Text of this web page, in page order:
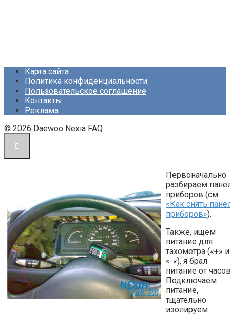
Карта сайта
Политика конфиденциальности
Пользовательское соглашение
Контакты
Реклама
© 2026 Daewoo Nexia FAQ
Первоначально
разбираем
приборов (см.
«Как снять
приборов»).
Также, ищем
питание для
тахометра («+» и
«-«), я брал
питание от
Подключаем
питание,
тщательно
изолируем